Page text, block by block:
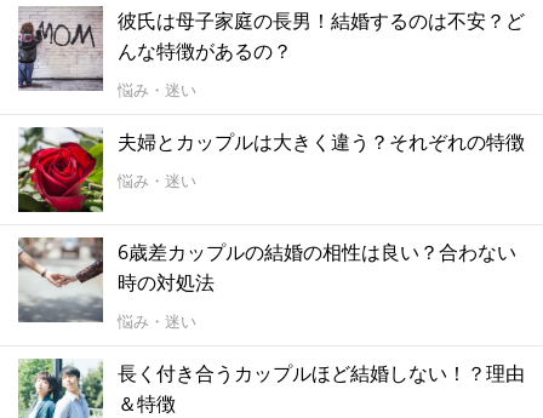
彼氏は母子家庭の長男！結婚するのは不安？ど
んな特徴があるの？
悩み・迷い
夫婦とカップルは大きく違う？それぞれの特徴
悩み・迷い
6歳差カップルの結婚の相性は良い？合わない
時の対処法
悩み・迷い
長く付き合うカップルほど結婚しない！？理由
＆特徴